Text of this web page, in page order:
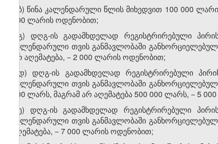
ა.ბ) წინა კალენდარული წლის მიხედვით 100 000
000 ლარის ოდენობით;
ა.გ) დღგ-ის გადამხდელად რეგისტრირებული
კალენდარული თვის განმავლობაში
არ აღემატება, − 2 000 ლარის ოდენობით;
ა.დ) დღგ-ის გადამხდელად რეგისტრირებული
კალენდარული თვის განმავლობაში
000 ლარს, მაგრამ არ აღემატება 500 000 ლარს, − 5
ა.ე) დღგ-ის გადამხდელად რეგისტრირებული
კალენდარული თვის განმავლობაში
აღემატება, − 7 000 ლარის ოდენობით;